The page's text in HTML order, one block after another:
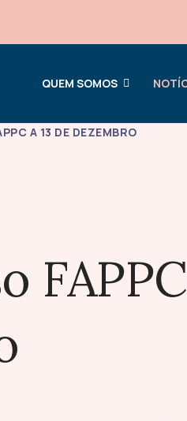
QUEM SOMOS
A 13 DE DEZEMBRO